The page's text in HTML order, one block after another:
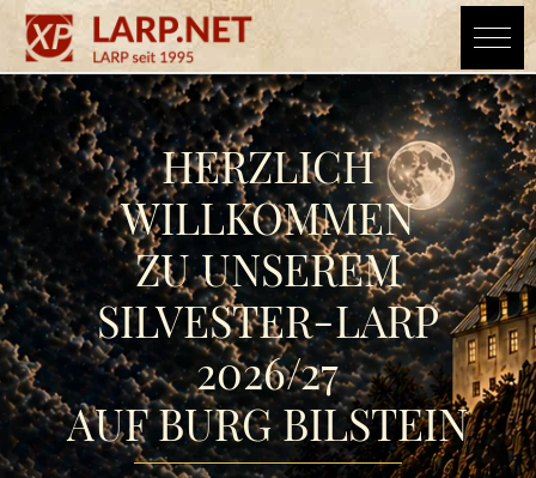
HERZLICH
WILLKOMMEN
ZU UNSEREM
SILVESTER-LARP
2026/27
AUF BURG BILSTEIN